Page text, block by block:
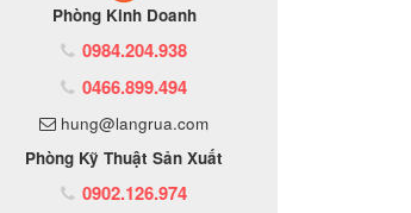
Phòng Kinh Doanh
0984.204.938
0466.899.494
hung@langrua.com
Phòng Kỹ Thuật Sản Xuất
0902.126.974